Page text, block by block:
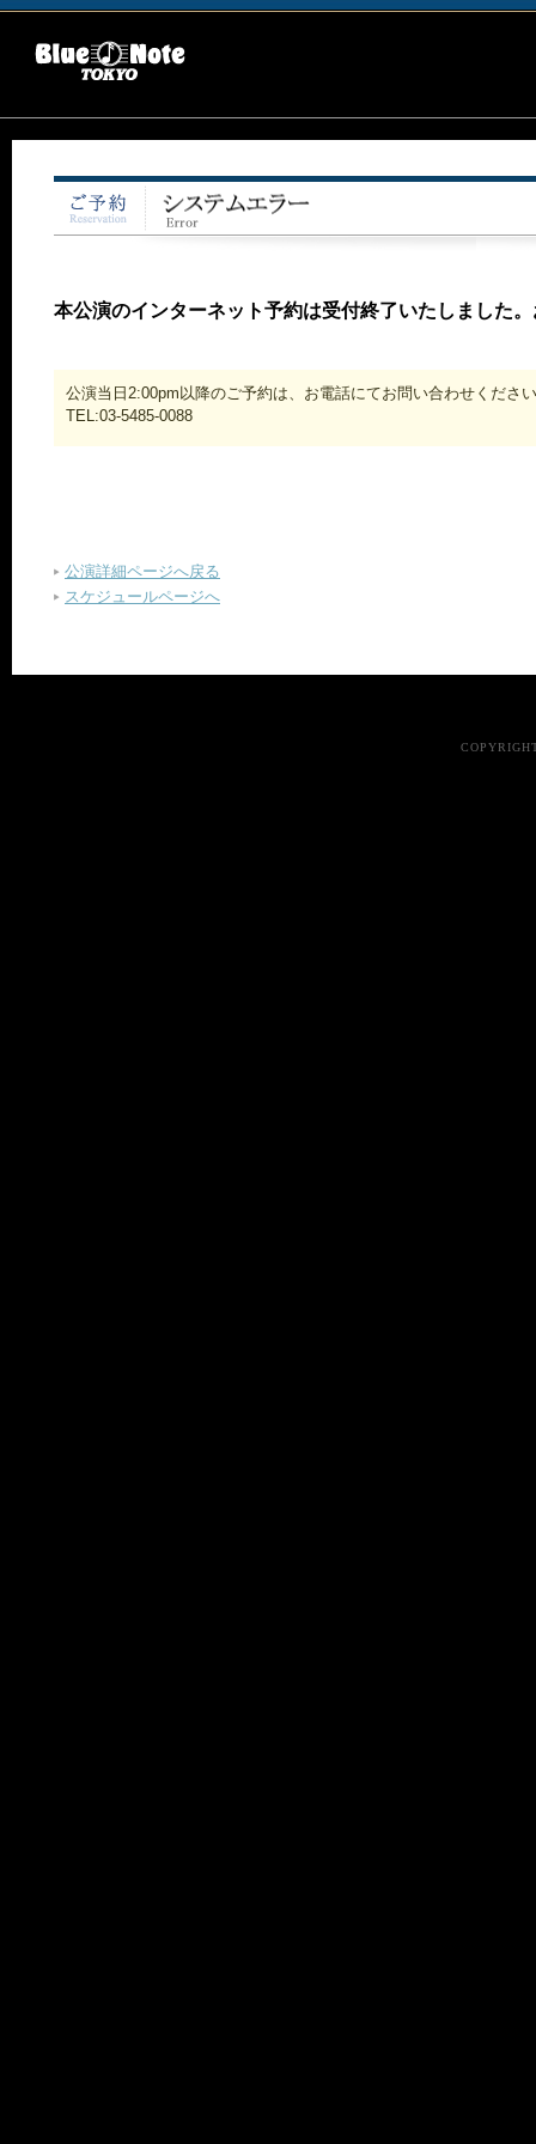
本公演のインターネット予約は受付終了いたしました
公演当日2:00pm以降のご予約は、お電話にてお問い合わせくださ
TEL:03-5485-0088
公演詳細ページへ戻る
スケジュールページへ